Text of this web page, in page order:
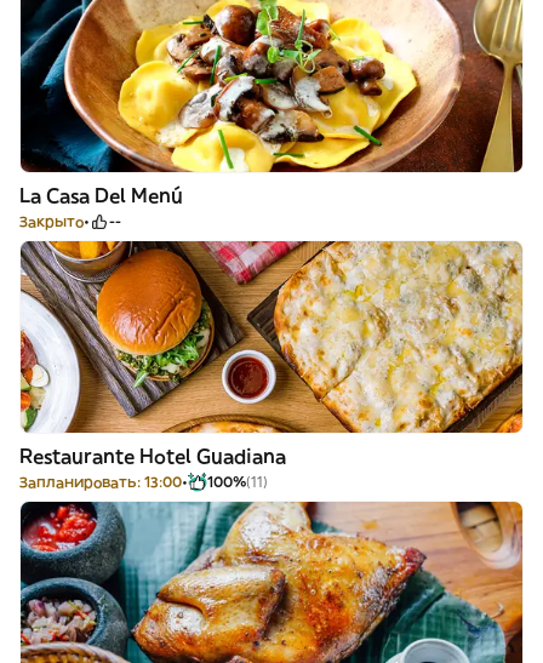
La Casa Del Menú
Закрыто --
Restaurante Hotel Guadiana
Запланировать: 13:00 100%(11)